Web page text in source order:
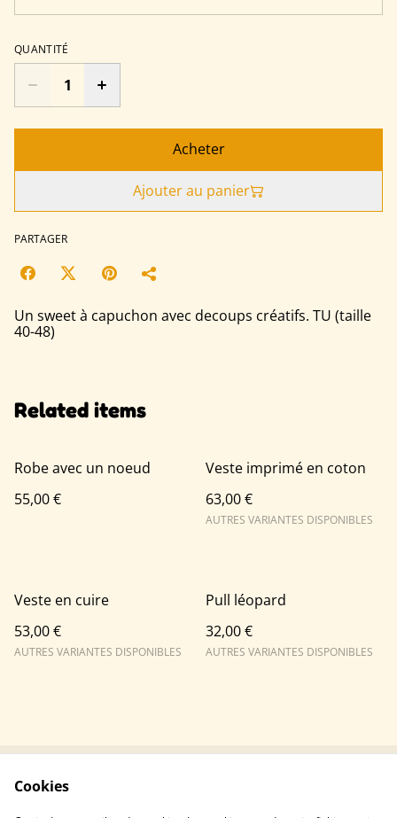
QUANTITÉ
Acheter
Ajouter au panier
PARTAGER
Un sweet à capuchon avec decoups créatifs. TU (taille
40-48)
Related items
Robe avec un noeud
55,00 €
Veste imprimé en coton
63,00 €
AUTRES VARIANTES DISPONIBLES
Veste en cuire
53,00 €
AUTRES VARIANTES DISPONIBLES
Pull léopard
32,00 €
AUTRES VARIANTES DISPONIBLES
Politique de
Politique de cookies
Cookies